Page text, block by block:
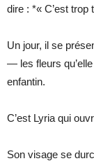
dire : *« C’est trop
Un jour, il se
— les fleurs
enfantin.
C’est Lyria qui
Son visage se